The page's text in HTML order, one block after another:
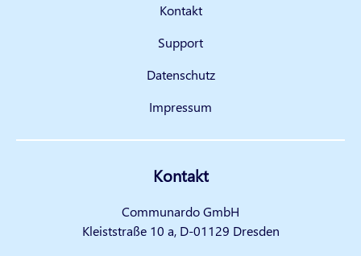
Kontakt
Support
Datenschutz
Impressum
Kontakt
Communardo GmbH
Kleiststraße 10 a, D-01129 Dresden